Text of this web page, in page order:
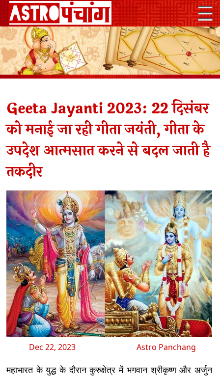
Geeta Jayanti 2023: 22 दिसंबर
को मनाई जा रही गीता जयंती, गीता के
उपदेश आत्मसात करने से बदल जाती है
तकदीर
Dec 22, 2023 Astro Panchang
महाभारत के युद्ध के दौरान कुरुक्षेत्र में भगवान श्रीकृष्ण और अर्जुन